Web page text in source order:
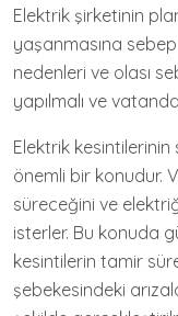
Elektrik şirketinin
yaşanmasına
nedenleri ve olası
yapılmalı ve
Elektrik
önemli bir konudur.
süreceğini ve
isterler. Bu konuda
kesintilerin tamir
şebekesindeki